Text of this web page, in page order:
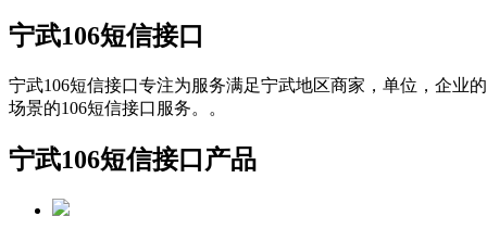
宁武106短信接口
宁武106短信接口专注为服务满足宁武地区商家，单位，企业
场景的106短信接口服务。。
宁武106短信接口产品